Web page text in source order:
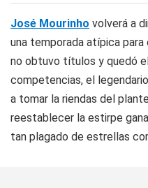
José Mourinho volverá a
una temporada atípica para
no obtuvo títulos y quedó
competencias, el
a tomar la riendas del
reestablecer la estirpe
tan plagado de estrellas